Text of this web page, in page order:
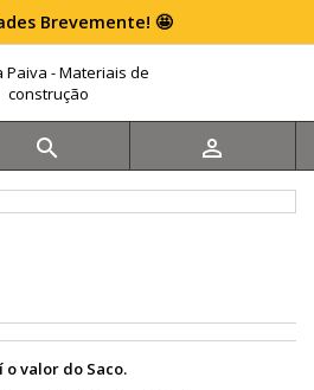
Brevemente! 🤩
 
valor do Saco.